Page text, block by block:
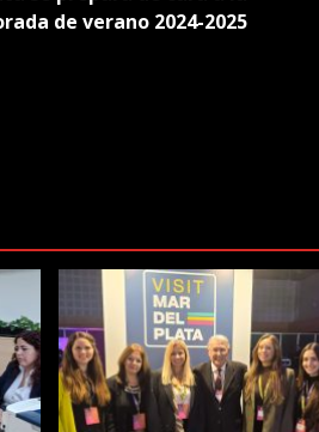
de verano 2024-2025